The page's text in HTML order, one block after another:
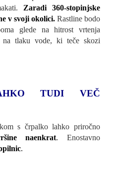
Zaradi 360-stopinjske
v svoji okolici. Rastline bodo
glede na hitrost vrtenja
na tlaku vode, ki teče skozi
TUDI VEČ
s črpalko lahko priročno
naenkrat. Enostavno
.